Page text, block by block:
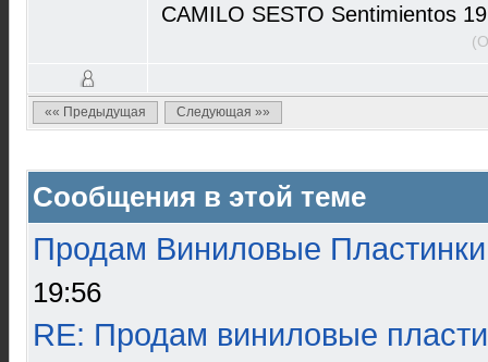
CAMILO SESTO Sentimientos
«« Предыдущая Следующая »»
Сообщения в этой теме
Продам Виниловые Пластинки
19:56
RE: Продам виниловые